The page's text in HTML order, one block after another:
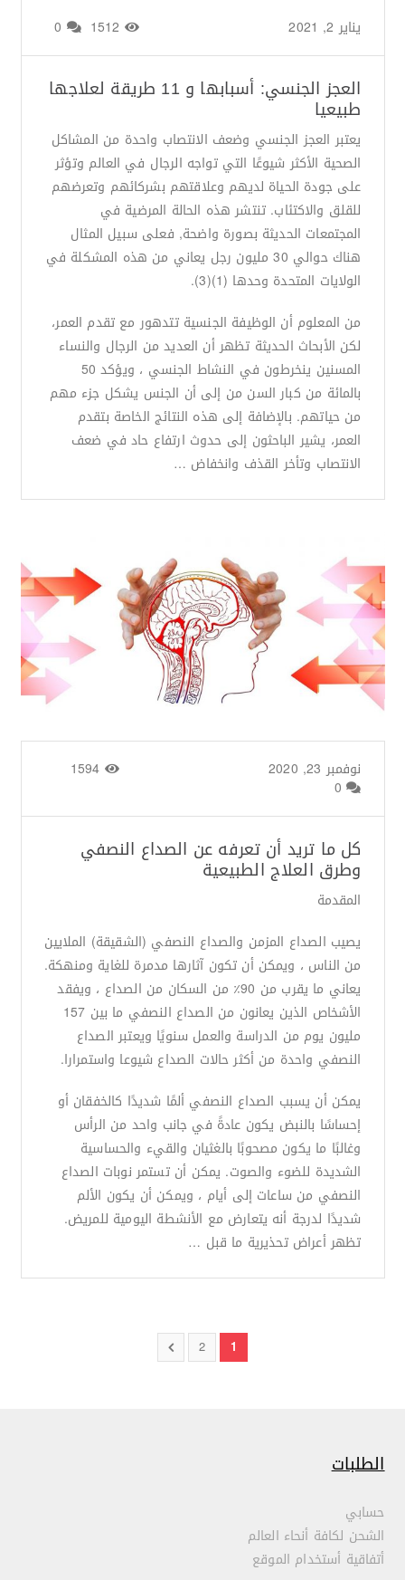
من طرف يناير 2, 2021
العجز الجنسي: أسبابها و 11 طريقة لعلاجها
طبيعيا
يعتبر العجز الجنسي وضعف الانتصاب واحدة من المشاكل
الصحية الأكثر شيوعًا التي تواجه الرجال في العالم وتؤثر
على جودة الحياة لديهم وعلاقتهم بشركائهم وتعرضهم
للقلق والاكتئاب. تنتشر هذه الحالة المرضية في
المجتمعات الحديثة بصورة واضحة, فعلى سبيل المثال
هناك حوالي 30 مليون رجل يعاني من هذه المشكلة في
الولايات المتحدة وحدها (1)(3).
من المعلوم أن الوظيفة الجنسية تتدهور مع تقدم العمر،
لكن الأبحاث الحديثة تظهر أن العديد من الرجال والنساء
بالمائة من كبار السن من إلى أن الجنس يشكل جزء مهم
من حياتهم. بالإضافة إلى هذه النتائج الخاصة بتقدم
العمر، يشير الباحثون إلى حدوث ارتفاع حاد في ضعف
الانتصاب وتأخر القذف وانخفاض …
من طرف نوفمبر 23, 2020
0
كل ما تريد أن تعرفه عن الصداع النصفي
وطرق العلاج الطبيعية
المقدمة
يصيب الصداع المزمن والصداع النصفي (الشقيقة) الملايين
من الناس ، ويمكن أن تكون آثارها مدمرة للغاية ومنهكة.
يعاني ما يقرب من 90٪ من السكان من الصداع ، ويفقد
الأشخاص الذين يعانون من الصداع النصفي ما بين 157
مليون يوم من الدراسة والعمل سنويًا ويعتبر الصداع
النصفي واحدة من أكثر حالات الصداع شيوعا واستمرارا.
يمكن أن يسبب الصداع النصفي ألمًا شديدًا كالخفقان أو
إحساسًا بالنبض يكون عادةً في جانب واحد من الرأس
وغالبًا ما يكون مصحوبًا بالغثيان والقيء والحساسية
الشديدة للضوء والصوت. يمكن أن تستمر نوبات الصداع
النصفي من ساعات إلى أيام ، ويمكن أن يكون الألم
شديدًا لدرجة أنه يتعارض مع الأنشطة اليومية للمريض.
تظهر أعراض تحذيرية ما قبل …
1
2
الطلبات
حسابي
الشحن لكافة أنحاء العالم
أتفاقية أستخدام الموقع